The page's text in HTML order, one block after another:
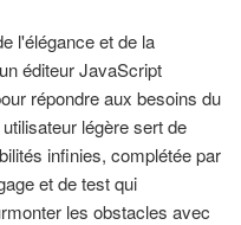
l'élégance et de la
éditeur JavaScript
répondre aux besoins du
légère sert de
infinies, complétée par
et de test qui
les obstacles avec